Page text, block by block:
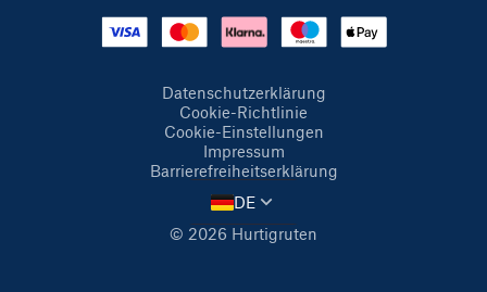
Datenschutzerklärung
Cookie-Richtlinie
Cookie-Einstellungen
Impressum
Barrierefreiheitserklärung
© 2026 Hurtigruten
DE